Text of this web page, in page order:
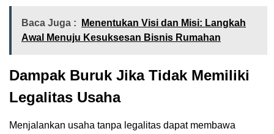
Baca Juga :
Menentukan Visi dan Misi: Langkah
Awal Menuju Kesuksesan Bisnis Rumahan
Dampak Buruk Jika Tidak Memiliki
Legalitas Usaha
Menjalankan usaha tanpa legalitas dapat membawa